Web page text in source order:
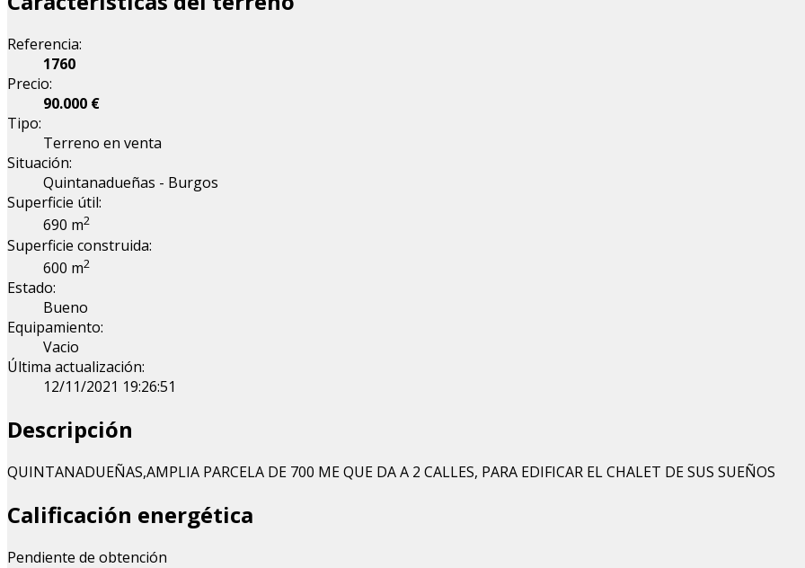
Referencia:
1760
Precio:
90.000 €
Tipo:
Terreno en venta
Situación:
Quintanadueñas - Burgos
Superficie útil:
690 m2
Superficie construida:
600 m2
Estado:
Bueno
Equipamiento:
Vacio
Última actualización:
12/11/2021 19:26:51
Descripción
QUINTANADUEÑAS,AMPLIA PARCELA DE 700 ME QUE DA A 2 CALLES, PARA EDIFICAR EL CHALET DE SUS SUEÑOS
Calificación energética
Pendiente de obtención